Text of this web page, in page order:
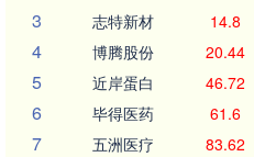
3 志特新材 14.8
4 博腾股份 20.44
5 近岸蛋白 46.72
6 毕得医药 61.6
7 五洲医疗 83.62